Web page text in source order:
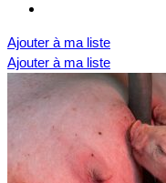
Ajouter à ma liste
Ajouter à ma liste